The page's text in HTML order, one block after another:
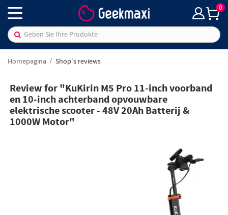
0
Homepagina Shop's reviews
Review for "KuKirin M5 Pro 11-inch voorband
en 10-inch achterband opvouwbare
elektrische scooter - 48V 20Ah Batterij &
1000W Motor"